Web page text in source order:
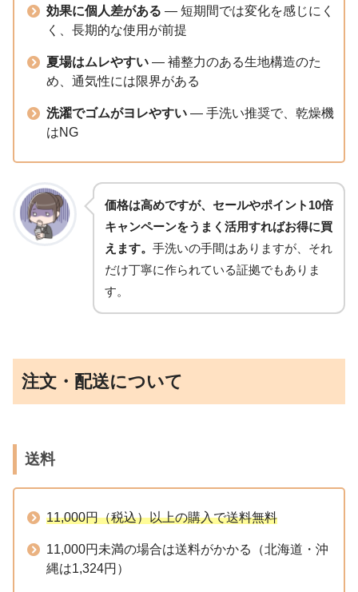
効果に個人差がある — 短期間では変化を感じにく
く、長期的な使用が前提
夏場はムレやすい — 補整力のある生地構造のた
め、通気性には限界がある
洗濯でゴムがヨレやすい — 手洗い推奨で、乾燥機
はNG
価格は高めですが、セールやポイント10倍
キャンペーンをうまく活用すればお得に買
えます。 手洗いの手間はありますが、それ
だけ丁寧に作られている証拠でもありま
す。
注文・配送について
送料
11,000円（税込）以上の購入で送料無料
11,000円未満の場合は送料がかかる（北海道・沖
縄は1,324円）